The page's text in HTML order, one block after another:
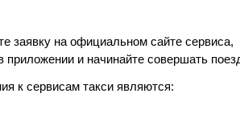
заявку на официальном сайте сервиса,
и начинайте совершать
к сервисам такси являются: